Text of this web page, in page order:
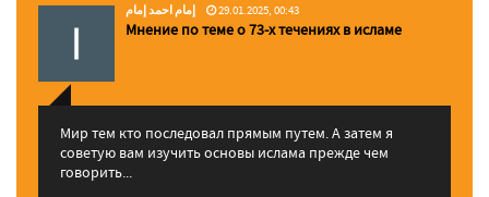
إمام احمد إمام 29.01.2025, 00:43
Мнение по теме о 73-х течениях в исламе
Мир тем кто последовал прямым путем. А затем я
советую вам изучить основы ислама прежде чем
говорить...